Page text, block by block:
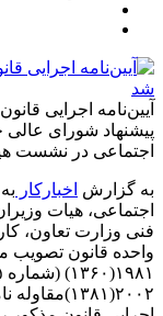
آیین‌نامه اجرایی
پیشنهاد شورای
اجتماعی در نشست
به گزارش اخبارکار
اجتماعی، هیات
واحده قانون تصویب